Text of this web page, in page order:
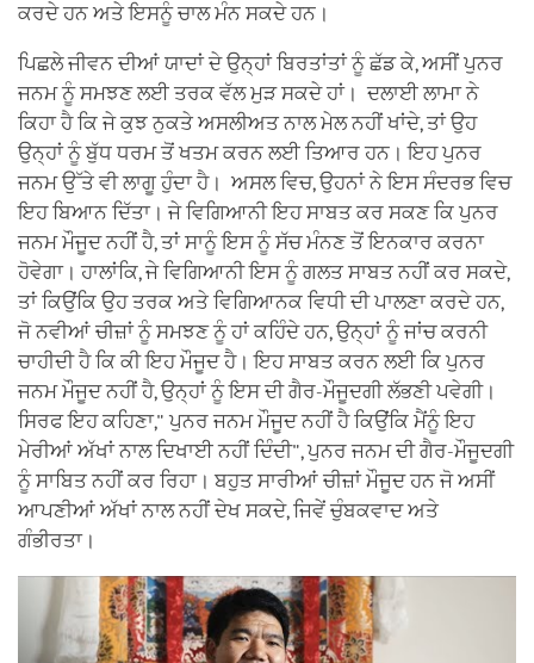
ਕਰਦੇ ਹਨ ਅਤੇ ਇਸਨੂੰ ਚਾਲ ਮੰਨ ਸਕਦੇ ਹਨ।
ਪਿਛਲੇ ਜੀਵਨ ਦੀਆਂ ਯਾਦਾਂ ਦੇ ਉਨ੍ਹਾਂ ਬਿਰਤਾਂਤਾਂ ਨੂੰ ਛੱਡ ਕੇ, ਅਸੀਂ ਪੁਨਰ
ਜਨਮ ਨੂੰ ਸਮਝਣ ਲਈ ਤਰਕ ਵੱਲ ਮੁੜ ਸਕਦੇ ਹਾਂ। ਦਲਾਈ ਲਾਮਾ ਨੇ
ਕਿਹਾ ਹੈ ਕਿ ਜੇ ਕੁਝ ਨੁਕਤੇ ਅਸਲੀਅਤ ਨਾਲ ਮੇਲ ਨਹੀਂ ਖਾਂਦੇ, ਤਾਂ ਉਹ
ਉਨ੍ਹਾਂ ਨੂੰ ਬੁੱਧ ਧਰਮ ਤੋਂ ਖਤਮ ਕਰਨ ਲਈ ਤਿਆਰ ਹਨ। ਇਹ ਪੁਨਰ
ਜਨਮ ਉੱਤੇ ਵੀ ਲਾਗੂ ਹੁੰਦਾ ਹੈ। ਅਸਲ ਵਿਚ, ਉਹਨਾਂ ਨੇ ਇਸ ਸੰਦਰਭ ਵਿਚ
ਇਹ ਬਿਆਨ ਦਿੱਤਾ। ਜੇ ਵਿਗਿਆਨੀ ਇਹ ਸਾਬਤ ਕਰ ਸਕਣ ਕਿ ਪੁਨਰ
ਜਨਮ ਮੌਜੂਦ ਨਹੀਂ ਹੈ, ਤਾਂ ਸਾਨੂੰ ਇਸ ਨੂੰ ਸੱਚ ਮੰਨਣ ਤੋਂ ਇਨਕਾਰ ਕਰਨਾ
ਹੋਵੇਗਾ। ਹਾਲਾਂਕਿ, ਜੇ ਵਿਗਿਆਨੀ ਇਸ ਨੂੰ ਗਲਤ ਸਾਬਤ ਨਹੀਂ ਕਰ ਸਕਦੇ,
ਤਾਂ ਕਿਉਂਕਿ ਉਹ ਤਰਕ ਅਤੇ ਵਿਗਿਆਨਕ ਵਿਧੀ ਦੀ ਪਾਲਣਾ ਕਰਦੇ ਹਨ,
ਜੋ ਨਵੀਆਂ ਚੀਜ਼ਾਂ ਨੂੰ ਸਮਝਣ ਨੂੰ ਹਾਂ ਕਹਿੰਦੇ ਹਨ, ਉਨ੍ਹਾਂ ਨੂੰ ਜਾਂਚ ਕਰਨੀ
ਚਾਹੀਦੀ ਹੈ ਕਿ ਕੀ ਇਹ ਮੌਜੂਦ ਹੈ। ਇਹ ਸਾਬਤ ਕਰਨ ਲਈ ਕਿ ਪੁਨਰ
ਜਨਮ ਮੌਜੂਦ ਨਹੀਂ ਹੈ, ਉਨ੍ਹਾਂ ਨੂੰ ਇਸ ਦੀ ਗੈਰ-ਮੌਜੂਦਗੀ ਲੱਭਣੀ ਪਵੇਗੀ।
ਸਿਰਫ ਇਹ ਕਹਿਣਾ," ਪੁਨਰ ਜਨਮ ਮੌਜੂਦ ਨਹੀਂ ਹੈ ਕਿਉਂਕਿ ਮੈਂਨੂੰ ਇਹ
ਮੇਰੀਆਂ ਅੱਖਾਂ ਨਾਲ ਦਿਖਾਈ ਨਹੀਂ ਦਿੰਦੀ", ਪੁਨਰ ਜਨਮ ਦੀ ਗੈਰ-ਮੌਜੂਦਗੀ
ਨੂੰ ਸਾਬਿਤ ਨਹੀਂ ਕਰ ਰਿਹਾ। ਬਹੁਤ ਸਾਰੀਆਂ ਚੀਜ਼ਾਂ ਮੌਜੂਦ ਹਨ ਜੋ ਅਸੀਂ
ਆਪਣੀਆਂ ਅੱਖਾਂ ਨਾਲ ਨਹੀਂ ਦੇਖ ਸਕਦੇ, ਜਿਵੇਂ ਚੁੰਬਕਵਾਦ ਅਤੇ
ਗੰਭੀਰਤਾ।